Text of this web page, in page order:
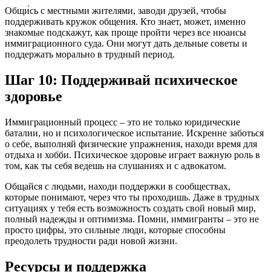
Общи́сь с местными жителями, заводи друзей, чтобы
поддерживать кружок общения. Кто знает, может, именно
знакомые подскажут, как проще пройти через все нюансы
иммиграционного суда. Они могут дать дельные советы и
поддержать морально в трудный период.
Шаг 10: Поддерживай психическое
здоровье
Иммиграционный процесс – это не только юридические
баталии, но и психологическое испытание. Искренне заботься
о себе, выполняй физические упражнения, находи время для
отдыха и хобби. Психическое здоровье играет важную роль в
том, как ты себя ведешь на слушаниях и с адвокатом.
Общайся с людьми, находи поддержки в сообществах,
которые понимают, через что ты проходишь. Даже в трудных
ситуациях у тебя есть возможность создать свой новый мир,
полный надежды и оптимизма. Помни, иммигранты – это не
просто цифры, это сильные люди, которые способны
преодолеть трудности ради новой жизни.
Ресурсы и поддержка